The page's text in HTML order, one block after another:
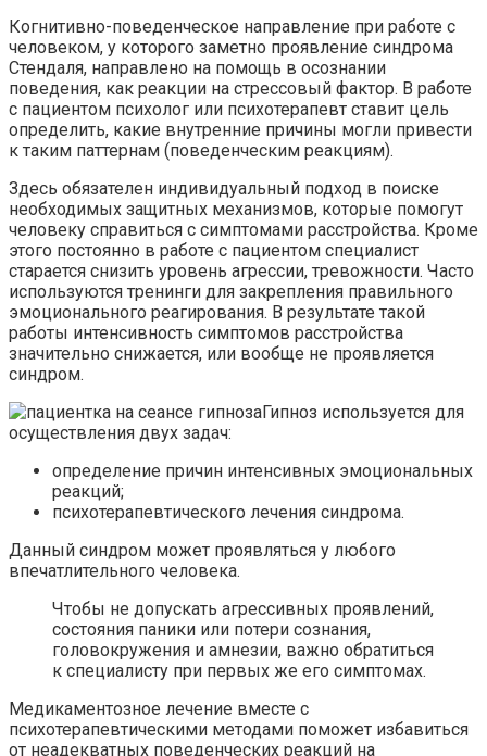
Когнитивно-поведенческое направление при работе с
человеком, у которого заметно проявление синдрома
Стендаля, направлено на помощь в осознании
поведения, как реакции на стрессовый фактор. В работе
с пациентом психолог или психотерапевт ставит цель
определить, какие внутренние причины могли привести
к таким паттернам (поведенческим реакциям).
Здесь обязателен индивидуальный подход в поиске
необходимых защитных механизмов, которые помогут
человеку справиться с симптомами расстройства. Кроме
этого постоянно в работе с пациентом специалист
старается снизить уровень агрессии, тревожности. Часто
используются тренинги для закрепления правильного
эмоционального реагирования. В результате такой
работы интенсивность симптомов расстройства
значительно снижается, или вообще не проявляется
синдром.
Гипноз используется для
осуществления двух задач:
определение причин интенсивных эмоциональных
реакций;
психотерапевтического лечения синдрома.
Данный синдром может проявляться у любого
впечатлительного человека.
Чтобы не допускать агрессивных проявлений,
состояния паники или потери сознания,
головокружения и амнезии, важно обратиться
к специалисту при первых же его симптомах.
Медикаментозное лечение вместе с
психотерапевтическими методами поможет избавиться
от неадекватных поведенческих реакций на